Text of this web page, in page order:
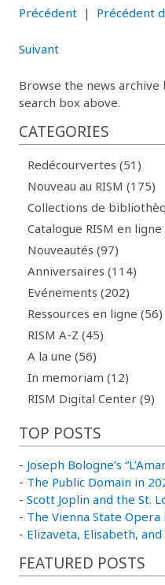
Précédent | Précédent
Suivant
Browse the news
search box above.
CATEGORIES
Redécourvertes (51)
Nouveau au RISM (175)
Collections de
Catalogue RISM en ligne
Nouveautés (97)
Anniversaires (114)
Evénements (202)
Ressources en ligne (56)
RISM A-Z (45)
A la une (56)
In memoriam (12)
RISM Digital Center (9)
TOP POSTS
- Joseph Bologne’s
- The Public Domain in
- Scott Joplin and the St.
- The Vienna State Opera
- Elizaveta, Elisabeth,
FEATURED POSTS